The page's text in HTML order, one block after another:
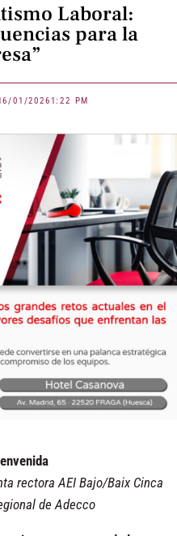
Laboral:
para la
01/20261:22 PM
rectora AEI Bajo/Baix Cinca
de Adecco